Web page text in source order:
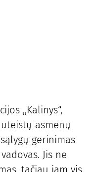
,,Kalinys“,
asmenų
gerinimas
Jis ne
tačiau jam vis